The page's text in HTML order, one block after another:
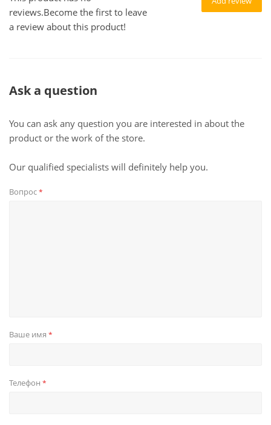
reviews.Become the first to leave
a review about this product!
Ask a question
You can ask any question you are interested in about the
product or the work of the store.
Our qualified specialists will definitely help you.
Вопрос*
Ваше имя *
Телефон *